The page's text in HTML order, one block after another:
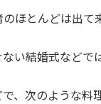
ほとんどは出て
い結婚式などでは
、次のような料